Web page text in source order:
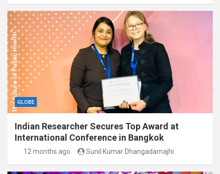
GLOBE
Indian Researcher Secures Top Award at
International Conference in Bangkok
12 months ago Sunil Kumar Dhangadamajhi